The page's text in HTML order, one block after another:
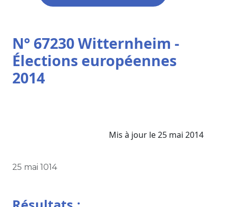
N° 67230 Witternheim -
Élections européennes
2014
Mis à jour le 25 mai 2014
25 mai 1014